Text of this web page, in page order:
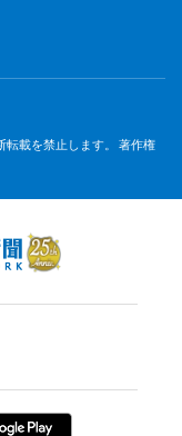
転載を禁止します。 著作権